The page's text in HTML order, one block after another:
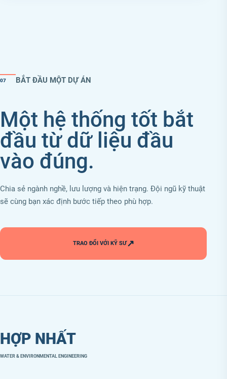
07 BẮT ĐẦU MỘT DỰ ÁN
Một hệ thống tốt bắt
đầu từ dữ liệu đầu
vào đúng.
Chia sẻ ngành nghề, lưu lượng và hiện trạng. Đội ngũ kỹ thuật
sẽ cùng bạn xác định bước tiếp theo phù hợp.
TRAO ĐỔI VỚI KỸ SƯ↗
HỢP NHẤT
WATER & ENVIRONMENTAL ENGINEERING